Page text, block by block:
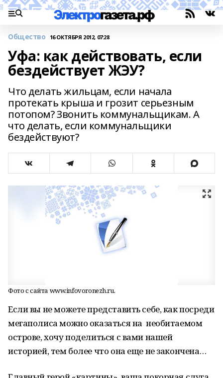
Общество 16 ОКТЯБРЯ 2012, 07:28
Уфа: как действовать, если
бездействует ЖЭУ?
Что делать жильцам, если начала
протекать крыша и грозит серьезным
потопом? Звонить коммунальщикам. А
что делать, если коммунальщики
бездействуют?
Фото с сайта www.infovoronezh.ru.
Если вы не можете представить себе, как посреди
мегаполиса можно оказаться на необитаемом
острове, хочу поделиться с вами нашей
историей, тем более что она еще не закончена…